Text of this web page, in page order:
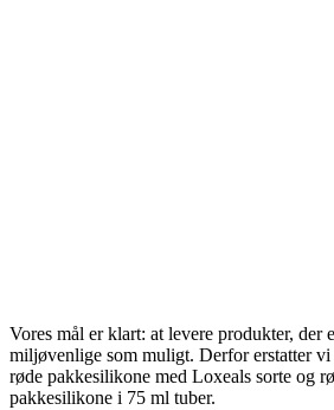
Vores mål er klart: at levere produkter, der
miljøvenlige som muligt. Derfor erstatter vi
røde pakkesilikone med Loxeals sorte og
pakkesilikone i 75 ml tuber.